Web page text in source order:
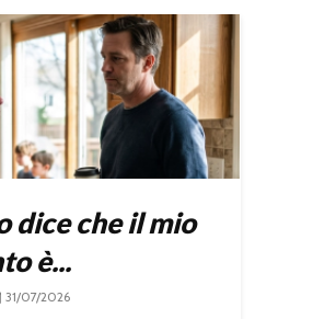
dice che il mio
è...
31/07/2026